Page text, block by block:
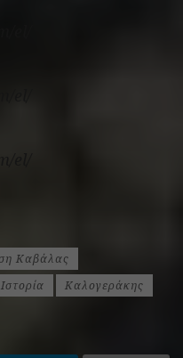
Καβάλας
Καλογεράκης